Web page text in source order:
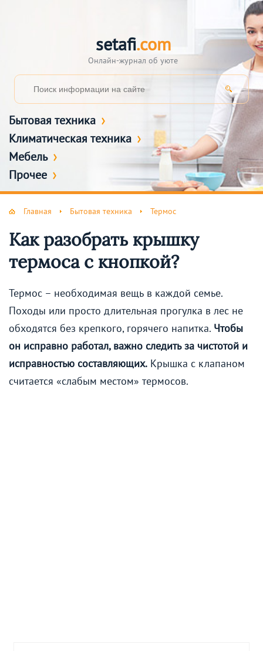
setafi.com
Онлайн-журнал об уюте
Бытовая техника
Климатическая техника
Мебель
Прочее
Главная Бытовая техника Термос
Как разобрать крышку
термоса с кнопкой?
Термос – необходимая вещь в каждой семье.
Походы или просто длительная прогулка в лес не
обходятся без крепкого, горячего напитка. Чтобы
он исправно работал, важно следить за чистотой и
исправностью составляющих. Крышка с клапаном
считается «слабым местом» термосов.